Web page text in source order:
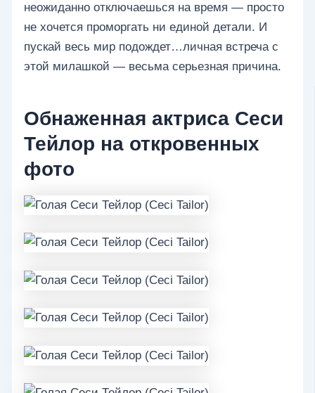
неожиданно отключаешься на время — просто
не хочется проморгать ни единой детали. И
пускай весь мир подождет…личная встреча с
этой милашкой — весьма серьезная причина.
Обнаженная актриса Сеси
Тейлор на откровенных
фото